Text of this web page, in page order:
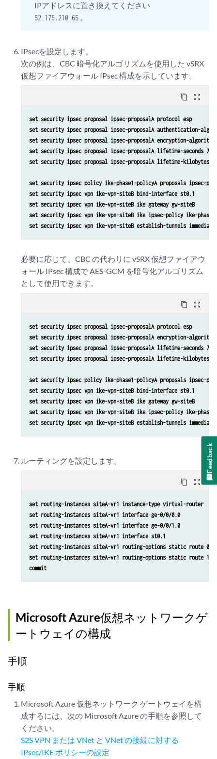
IPアドレスに置き換えてください
52.175.210.65
IPsecを設定します。
次の例は、CBC 暗号化アルゴリズムを使用した vSRX
仮想ファイアウォール IPsec 構成を示しています。
content_copy zoom_out_map
set security ipsec proposal ipsec-proposalA protocol esp
set security ipsec proposal ipsec-proposalA authentication-
set security ipsec proposal ipsec-proposalA encryption-algorithm
set security ipsec proposal ipsec-proposalA lifetime-seconds
set security ipsec proposal ipsec-proposalA lifetime-kilobytes
set security ipsec policy ike-phase1-policyA proposals ipsec-
set security ipsec vpn ike-vpn-siteB bind-interface st0.1
set security ipsec vpn ike-vpn-siteB ike gateway gw-siteB
set security ipsec vpn ike-vpn-siteB ike ipsec-policy ike-
set security ipsec vpn ike-vpn-siteB establish-tunnels
必要に応じて、CBC の代わりに vSRX 仮想ファイアウ
ォール IPsec 構成で AES-GCM を暗号化アルゴリズム
として使用できます。
content_copy zoom_out_map
set security ipsec proposal ipsec-proposalA protocol esp
set security ipsec proposal ipsec-proposalA encryption-algorithm
set security ipsec proposal ipsec-proposalA lifetime-seconds
set security ipsec proposal ipsec-proposalA lifetime-kilobytes
set security ipsec policy ike-phase1-policyA proposals ipsec-
set security ipsec vpn ike-vpn-siteB bind-interface st0.1
set security ipsec vpn ike-vpn-siteB ike gateway gw-siteB
set security ipsec vpn ike-vpn-siteB ike ipsec-policy ike-
set security ipsec vpn ike-vpn-siteB establish-tunnels
ルーティングを設定します。
content_copy zoom_out_map
set routing-instances siteA-vr1 instance-type virtual-router
set routing-instances siteA-vr1 interface ge-0/0/0.0
set routing-instances siteA-vr1 interface ge-0/0/1.0
set routing-instances siteA-vr1 interface st0.1
set routing-instances siteA-vr1 routing-options static route
set routing-instances siteA-vr1 routing-options static route
commit
Microsoft Azure仮想ネットワークゲ
ートウェイの構成
手順
手順
Microsoft Azure 仮想ネットワーク ゲートウェイを構
成するには、次の Microsoft Azure の手順を参照して
ください。
S2S VPN または VNet と VNet の接続に対する
IPsec/IKE ポリシーの設定
Feedback